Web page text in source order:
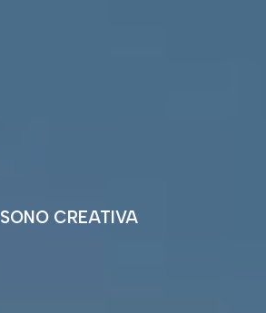
SONO CREATIVA